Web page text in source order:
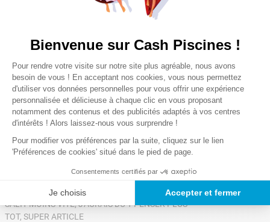
il y a 7 années
★★★★★
Super
Il fait bien le djob surtout avec des balles de
filtration pour retenir les fines particules
★★★★★
SUPER ARTICLE
LE PIEGE A FEUILLE EST EXTRA, LE FILTRE SE
SALIT MOINS VITE, J'AURAIS DÜ Y PENSER PLUS
TOT, SUPER ARTICLE
Bienvenue sur Cash Piscines !
Plateforme de Gestion du
Pour rendre votre visite sur notre site plus agréable, nous avons
besoin de vous ! En acceptant nos cookies, vous nous permettez
d'utiliser vos données personnelles pour vous offrir une expérience
personnalisée et délicieuse à chaque clic en vous proposant
notamment des contenus et des publicités adaptés à vos centres
d'intérêts ! Alors laissez-nous vous surprendre !
Pour modifier vos préférences par la suite, cliquez sur le lien
'Préférences de cookies' situé dans le pied de page.
Consentements certifiés par
Je choisis Accepter et fermer
Axeptio consent